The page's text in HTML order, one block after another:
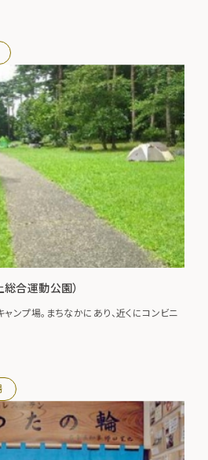
合運動公園）
ンプ場。まちなかにあり、近くにコンビニ